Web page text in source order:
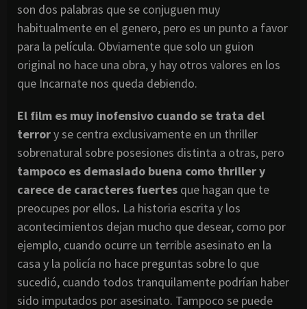
son dos palabras que se conjuguen muy
habitualmente en el genero, pero es un punto a favor
para la película. Obviamente que solo un guion
original no hace una obra, y hay otros valores en los
que Incarnate nos queda debiendo.
El film es muy inofensivo cuando se trata del
terrory se centra exclusivamente en un thriller
sobrenatural sobre posesiones distinta a otras, pero
tampoco es demasiado buena como thriller y
carece de caracteres fuertes que hagan que te
preocupes por ellos. La historia escrita y los
acontecimientos dejan mucho que desear, como por
ejemplo, cuando ocurre un terrible asesinato en la
casa y la policía no hace preguntas sobre lo que
sucedió, cuando todos tranquilamente podrían haber
sido imputados por asesinato. Tampoco se puede